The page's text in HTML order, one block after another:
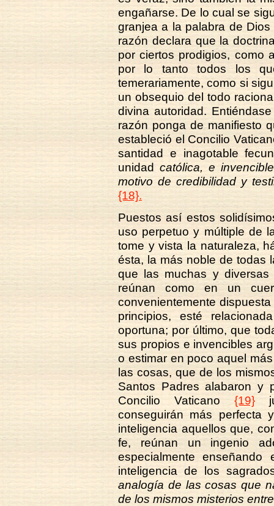
engañarse. De lo cual se
granjea a la palabra de
razón declara que la
por ciertos prodigios, como
por lo tanto todos los
temerariamente, como si
un obsequio del todo
divina autoridad.
razón ponga de manifiesto
estableció el Concilio
santidad e inagotable
unidadcatólica, e
motivo de credibilidad y
{18}.
Puestos así estos
uso perpetuo y múltiple de
tome y vista la naturaleza,
ésta, la más noble de todas
que las muchas y
reúnan como en un
convenientemente
principios, esté
oportuna; por último, que
sus propios e invencibles
o estimar en poco aquel
las cosas, que de los
Santos Padres alabaron y
Concilio Vaticano {19}
conseguirán más perfecta
inteligencia aquellos que,
fe, reúnan un ingenio
especialmente
inteligencia de los
analogía de las cosas que
de los mismos misterios